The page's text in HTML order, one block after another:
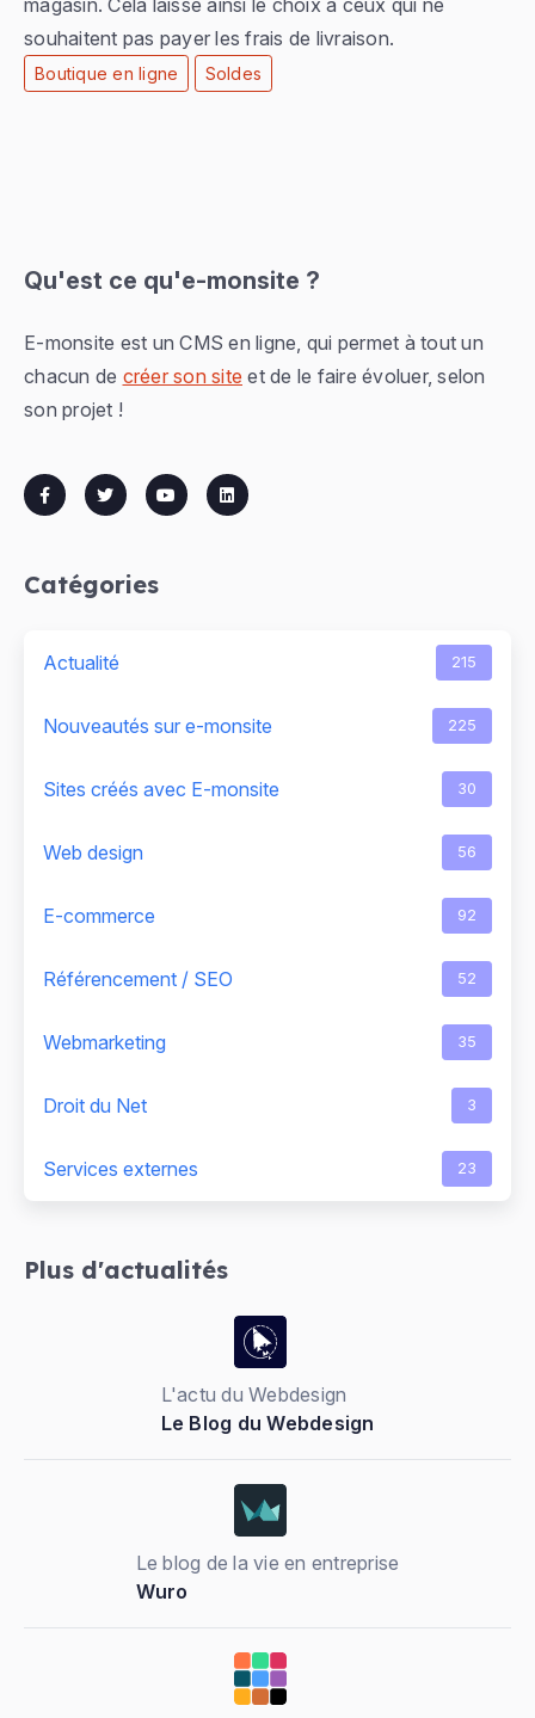
magasin. Cela laisse ainsi le choix à ceux qui ne
souhaitent pas payer les frais de livraison.
Boutique en ligne Soldes
Qu'est ce qu'e-monsite ?
E-monsite est un CMS en ligne, qui permet à tout un
chacun de créer son site et de le faire évoluer, selon
son projet !
Catégories
Actualité 215
Nouveautés sur e-monsite 225
Sites créés avec E-monsite 30
Web design 56
E-commerce 92
Référencement / SEO 52
Webmarketing 35
Droit du Net 3
Services externes 23
Plus d'actualités
L'actu du Webdesign
Le Blog du Webdesign
Le blog de la vie en entreprise
Wuro